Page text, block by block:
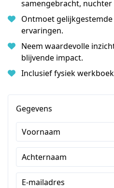
samengebracht, nuchter
Ontmoet
ervaringen.
Neem waardevolle
blijvende impact.
Inclusief fysiek
Gegevens
Voornaam
Achternaam
E-mailadres